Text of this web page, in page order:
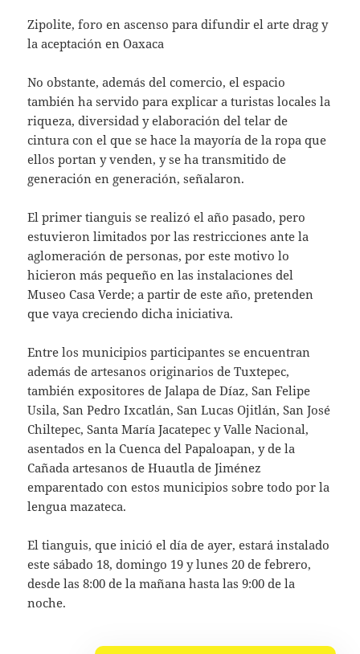
Zipolite, foro en ascenso para difundir el arte drag y
la aceptación en Oaxaca
No obstante, además del comercio, el espacio
también ha servido para explicar a turistas locales la
riqueza, diversidad y elaboración del telar de
cintura con el que se hace la mayoría de la ropa que
ellos portan y venden, y se ha transmitido de
generación en generación, señalaron.
El primer tianguis se realizó el año pasado, pero
estuvieron limitados por las restricciones ante la
aglomeración de personas, por este motivo lo
hicieron más pequeño en las instalaciones del
Museo Casa Verde; a partir de este año, pretenden
que vaya creciendo dicha iniciativa.
Entre los municipios participantes se encuentran
además de artesanos originarios de Tuxtepec,
también expositores de Jalapa de Díaz, San Felipe
Usila, San Pedro Ixcatlán, San Lucas Ojitlán, San José
Chiltepec, Santa María Jacatepec y Valle Nacional,
asentados en la Cuenca del Papaloapan, y de la
Cañada artesanos de Huautla de Jiménez
emparentado con estos municipios sobre todo por la
lengua mazateca.
El tianguis, que inició el día de ayer, estará instalado
este sábado 18, domingo 19 y lunes 20 de febrero,
desde las 8:00 de la mañana hasta las 9:00 de la
noche.